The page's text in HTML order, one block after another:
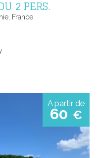
2 PERS.
France
A partir de
60 €